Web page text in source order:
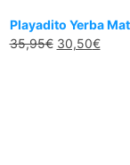
Playadito Yerba
35,95€ 30,50€